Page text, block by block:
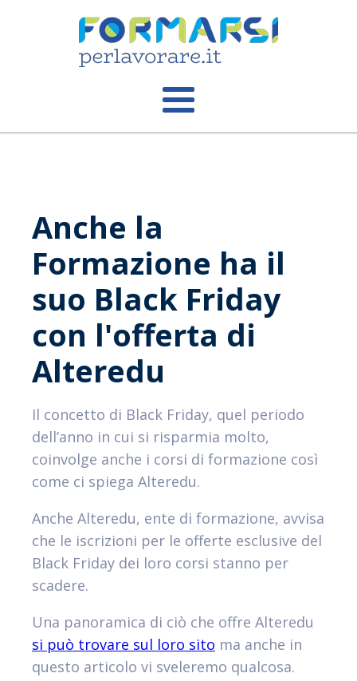
Anche la
Formazione ha il
suo Black Friday
con l'offerta di
Alteredu
Il concetto di Black Friday, quel periodo
dell’anno in cui si risparmia molto,
coinvolge anche i corsi di formazione così
come ci spiega Alteredu.
Anche Alteredu, ente di formazione, avvisa
che le iscrizioni per le offerte esclusive del
Black Friday dei loro corsi stanno per
scadere.
Una panoramica di ciò che offre Alteredu
si può trovare sul loro sito ma anche in
questo articolo vi sveleremo qualcosa.